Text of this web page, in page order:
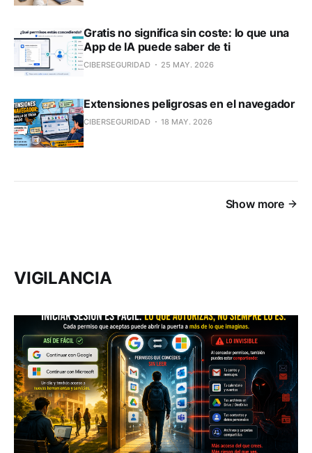
Gratis no significa sin coste: lo que una
App de IA puede saber de ti
CIBERSEGURIDAD 25 MAY. 2026
Extensiones peligrosas en el navegador
CIBERSEGURIDAD 18 MAY. 2026
Show more
VIGILANCIA